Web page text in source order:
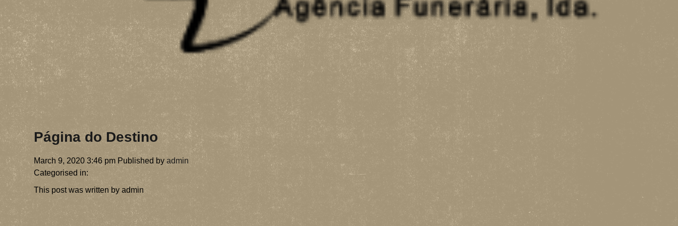
TERMOS E CONDIÇÕES 2026
MERCH
INSCRIÇÕES
PARCEIROS
CONTACTOS
Página do Destino
March 9, 2020 3:46 pm Published byadmin
Categorised in:
This post was written by admin